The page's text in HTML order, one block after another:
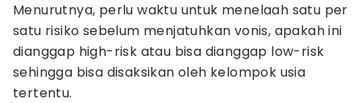
Menurutnya, perlu waktu untuk menelaah satu per
satu risiko sebelum menjatuhkan vonis, apakah ini
dianggap high-risk atau bisa dianggap low-risk
sehingga bisa disaksikan oleh kelompok usia
tertentu.